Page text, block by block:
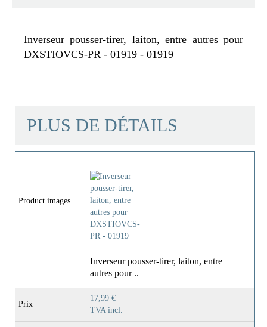
Inverseur pousser-tirer, laiton, entre autres pour
DXSTIOVCS-PR - 01919 - 01919
PLUS DE DÉTAILS
Product images
Inverseur pousser-tirer, laiton, entre
autres pour ..
Prix
17,99 €
TVA incl.